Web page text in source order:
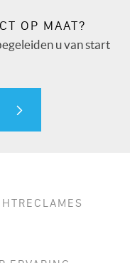
OP MAAT?
u van start